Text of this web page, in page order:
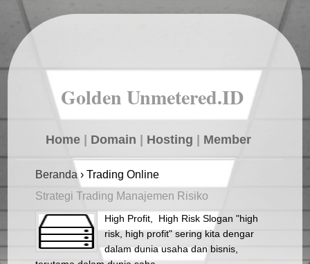
Golden Unmetered.ID
Home| Domain Hosting Member
Beranda›Trading Online
Strategi Trading Manajemen Risiko
High Profit, High Risk Slogan "high
risk, high profit" sering kita dengar
dalam dunia usaha dan bisnis,